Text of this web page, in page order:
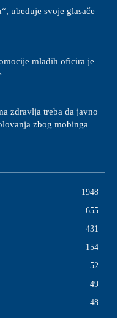
ubeđuje svoje glasače
mladih oficira je
zdravlja treba da javno
zbog mobinga
1948
655
431
154
52
49
48